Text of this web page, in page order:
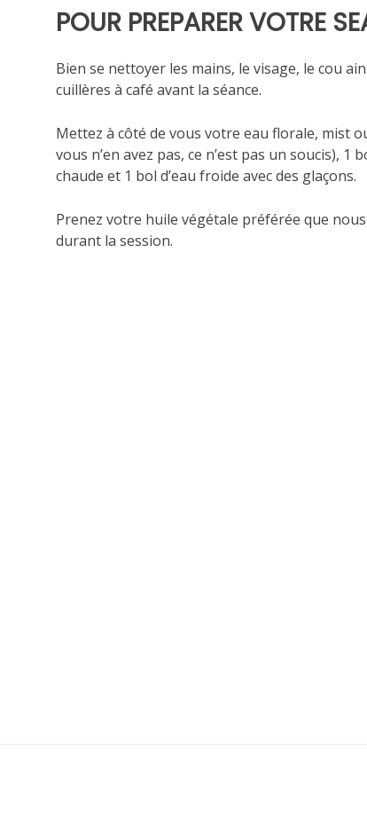
POUR PREPARER VOTRE
Bien se nettoyer les mains, le visage, le cou
cuillères à café avant la séance.
Mettez à côté de vous votre eau florale, mist
vous n’en avez pas, ce n’est pas un soucis), 1
chaude et 1 bol d’eau froide avec des glaçons.
Prenez votre huile végétale préférée que
durant la session.